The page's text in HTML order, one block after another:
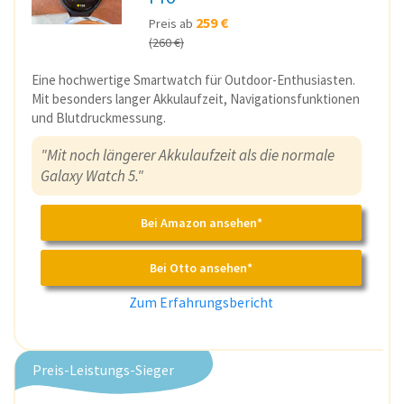
Preis ab 259 €
(260 €)
Eine hochwertige Smartwatch für Outdoor-Enthusiasten.
Mit besonders langer Akkulaufzeit, Navigationsfunktionen
und Blutdruckmessung.
"Mit noch längerer Akkulaufzeit als die normale
Galaxy Watch 5."
Bei Amazon ansehen*
Bei Otto ansehen*
Zum Erfahrungsbericht
Preis-Leistungs-Sieger